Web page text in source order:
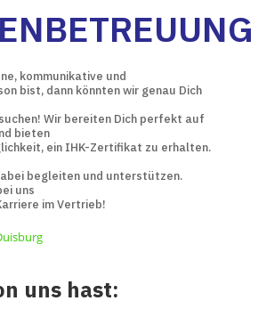
kommunikative und
bist, dann könnten wir genau Dich
Wir bereiten Dich perfekt auf
bieten
ein IHK-Zertifikat zu erhalten.
begleiten und unterstützen.
uns
im Vertrieb!
uns hast: